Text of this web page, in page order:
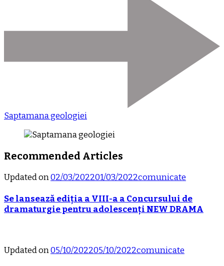
Saptamana geologiei
Recommended Articles
Updated on02/03/202201/03/2022comunicate
Se lansează ediția a VIII-a a Concursului de
dramaturgie pentru adolescenți NEW DRAMA
Updated on05/10/202205/10/2022comunicate